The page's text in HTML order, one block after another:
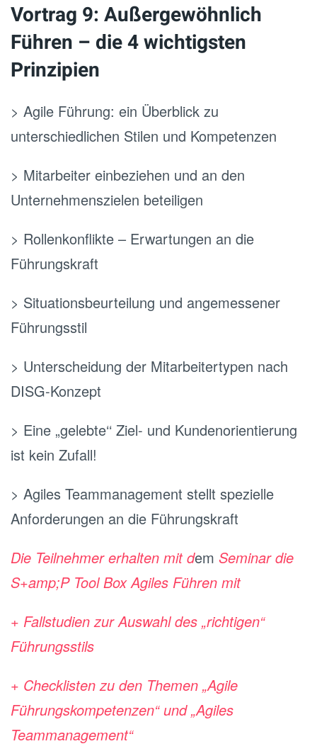
Vortrag 9: Außergewöhnlich
Führen – die 4 wichtigsten
Prinzipien
> Agile Führung: ein Überblick zu
unterschiedlichen Stilen und Kompetenzen
> Mitarbeiter einbeziehen und an den
Unternehmenszielen beteiligen
> Rollenkonflikte – Erwartungen an die
Führungskraft
> Situationsbeurteilung und angemessener
Führungsstil
> Unterscheidung der Mitarbeitertypen nach
DISG-Konzept
> Eine „gelebte‘‘ Ziel- und Kundenorientierung
ist kein Zufall!
> Agiles Teammanagement stellt spezielle
Anforderungen an die Führungskraft
Die Teilnehmer erhalten mit dem Seminar die
S+amp;P Tool Box Agiles Führen mit
+ Fallstudien zur Auswahl des „richtigen“
Führungsstils
+ Checklisten zu den Themen „Agile
Führungskompetenzen“ und „Agiles
Teammanagement“